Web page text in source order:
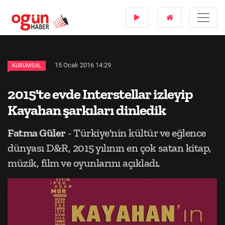
KURUMSAL 15 Ocak 2016 14:29
2015'te evde Interstellar izleyip
Kayahan şarkıları dinledik
Fatma Güler- Türkiye'nin kültür ve eğlence
dünyası D&R, 2015 yılının en çok satan kitap,
müzik, film ve oyunlarını açıkladı.